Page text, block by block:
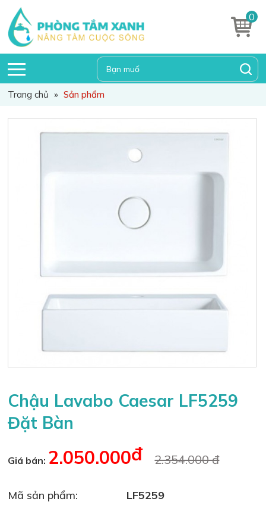
0
Trang chủ » Sản phẩm
Chậu Lavabo Caesar LF5259
Đặt Bàn
Giá bán: 2.050.000đ 2.354.000 đ
Mã sản phẩm:
LF5259